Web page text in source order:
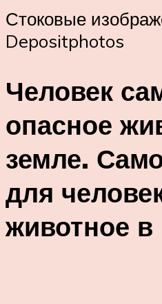
Стоковые
Depositphotos
Человек
опасное
земле.
для
животное